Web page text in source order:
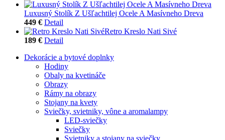
Luxusný Stolík Z Ušľachtilej Ocele A Masívneho Dreva
449 € Detail
Retro Kreslo Nati Sivé
189 € Detail
Dekorácie a bytové doplnky
Hodiny
Obaly na kvetináče
Obrazy
Rámy na obrazy
Stojany na kvety
Sviečky, svietniky, vône a aromalampy
LED-sviečky
Sviečky
Svietniky a stojany na sviečky